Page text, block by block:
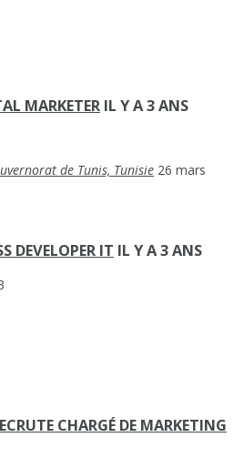
MARKETER IL Y A 3 ANS
de Tunis, Tunisie 26 mars
DEVELOPER IT IL Y A 3 ANS
CHARGÉ DE MARKETING